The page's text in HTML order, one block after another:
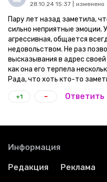
28.10.24 15:37 изменено
Пару лет назад заметила,
сильно неприятные эмоции.
агрессивная, общается
недовольством. Не раз
высказывания в адрес
как она его терпела
Рада, что хоть кто-то
+1 - Ответить
Информация
Редакция Реклама